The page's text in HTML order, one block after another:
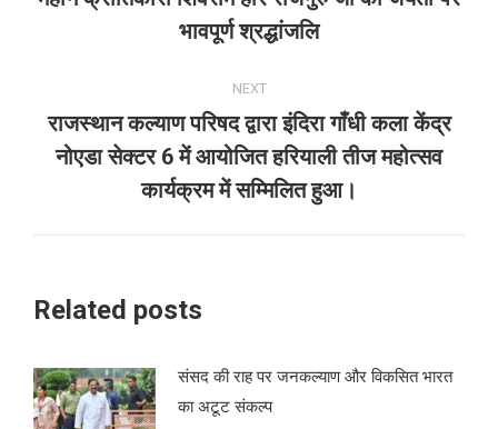
Previous
post:
भावपूर्ण श्रद्धांजलि
NEXT
Next
post:
राजस्थान कल्याण परिषद द्वारा इंदिरा गाँधी कला केंद्र
नोएडा सेक्टर 6 में आयोजित हरियाली तीज महोत्सव
कार्यक्रम में सम्मिलित हुआ।
Related posts
संसद की राह पर जनकल्याण और विकसित भारत
का अटूट संकल्प